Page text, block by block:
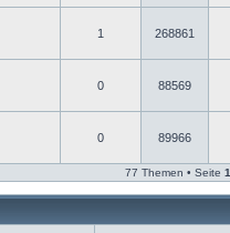
1 268861
0 88569
0 89966
77 Themen • Seite 1